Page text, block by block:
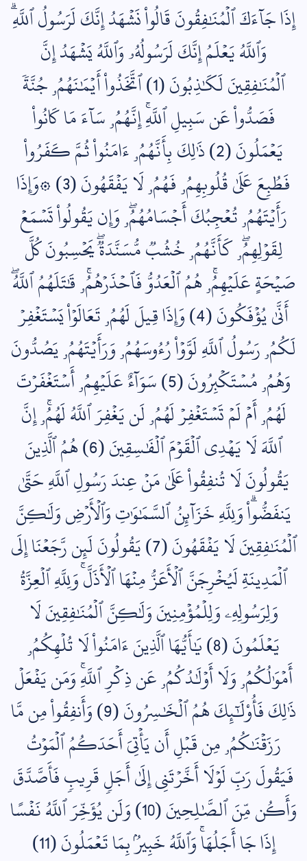
إِذَا جَآءَكَ ٱلۡمُنَٰفِقُونَ قَالُواْ نَشۡهَدُ إِنَّكَ لَرَسُولُ ٱللَّهِۗ
وَٱللَّهُ يَعۡلَمُ إِنَّكَ لَرَسُولُهُۥ وَٱللَّهُ يَشۡهَدُ إِنَّ
ٱلۡمُنَٰفِقِينَ لَكَٰذِبُونَ (1) ٱتَّخَذُواْ أَيۡمَٰنَهُمُۥ جُنَّةٗ
فَصَدُّواْ عَن سَبِيلِ ٱللَّهِۚ إِنَّهُمُۥ سَآءَ مَا كَانُواْ
يَعۡمَلُونَ (2) ذَٰلِكَ بِأَنَّهُمُۥ ءَامَنُواْ ثُمَّ كَفَرُواْ
فَطُبِعَ عَلَىٰ قُلُوبِهِمُۥ فَهُمُۥ لَا يَفۡقَهُونَ (3) ۞وَإِذَا
رَأَيۡتَهُمُۥ تُعۡجِبُكَ أَجۡسَامُهُمُۥۖ وَإِن يَقُولُواْ تَسۡمَعۡ
لِقَوۡلِهِمُۥۖ كَأَنَّهُمُۥ خُشُبٞ مُّسَنَّدَةٞۖ يَحۡسِبُونَ كُلَّ
صَيۡحَةٍ عَلَيۡهِمُۥۚ هُمُ ٱلۡعَدُوُّ فَٱحۡذَرۡهُمُۥۚ قَٰتَلَهُمُ ٱللَّهُۖ
أَنَّىٰ يُؤۡفَكُونَ (4) وَإِذَا قِيلَ لَهُمُۥ تَعَالَوۡاْ يَسۡتَغۡفِرۡ
لَكُمُۥ رَسُولُ ٱللَّهِ لَوَّوۡاْ رُءُوسَهُمُۥ وَرَأَيۡتَهُمُۥ يَصُدُّونَ
وَهُمُۥ مُسۡتَكۡبِرُونَ (5) سَوَآءٌ عَلَيۡهِمُۥ أَسۡتَغۡفَرۡتَ
لَهُمُۥ أَمۡ لَمۡ تَسۡتَغۡفِرۡ لَهُمُۥ لَن يَغۡفِرَ ٱللَّهُ لَهُمُۥۚ إِنَّ
ٱللَّهَ لَا يَهۡدِي ٱلۡقَوۡمَ ٱلۡفَٰسِقِينَ (6) هُمُ ٱلَّذِينَ
يَقُولُونَ لَا تُنفِقُواْ عَلَىٰ مَنۡ عِندَ رَسُولِ ٱللَّهِ حَتَّىٰ
يَنفَضُّواْۗ وَلِلَّهِ خَزَآئِنُ ٱلسَّمَٰوَٰتِ وَٱلۡأَرۡضِ وَلَٰكِنَّ
ٱلۡمُنَٰفِقِينَ لَا يَفۡقَهُونَ (7) يَقُولُونَ لَئِن رَّجَعۡنَا إِلَى
ٱلۡمَدِينَةِ لَيُخۡرِجَنَّ ٱلۡأَعَزُّ مِنۡهَا ٱلۡأَذَلَّۚ وَلِلَّهِ ٱلۡعِزَّةُ
وَلِرَسُولِهِۦ وَلِلۡمُؤۡمِنِينَ وَلَٰكِنَّ ٱلۡمُنَٰفِقِينَ لَا
يَعۡلَمُونَ (8) يَٰأَيُّهَا ٱلَّذِينَ ءَامَنُواْ لَا تُلۡهِكُمُۥ
أَمۡوَٰلُكُمُۥ وَلَا أَوۡلَٰدُكُمُۥ عَن ذِكۡرِ ٱللَّهِۚ وَمَن يَفۡعَلۡ
ذَٰلِكَ فَأُوْلَٰٓئِكَ هُمُ ٱلۡخَٰسِرُونَ (9) وَأَنفِقُواْ مِن مَّا
رَزَقۡنَٰكُمُۥ مِن قَبۡلِ أَن يَأۡتِيَ أَحَدَكُمُ ٱلۡمَوۡتُ
فَيَقُولَ رَبِّ لَوۡلَا أَخَّرۡتَنِي إِلَىٰ أَجَلٖ قَرِيبٖ فَأَصَّدَّقَ
وَأَكُن مِّنَ ٱلصَّٰلِحِينَ (10) وَلَن يُؤَخِّرَ ٱللَّهُ نَفۡسًا
إِذَا جَا أَجَلُهَاۚ وَٱللَّهُ خَبِيرُۢ بِمَا تَعۡمَلُونَ (11)